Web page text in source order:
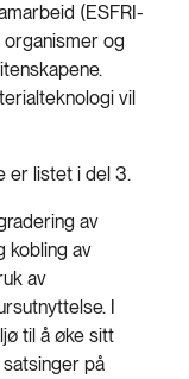
(ESFRI-
og
vil
er listet i del 3.
av
kobling av
av
I
til å øke sitt
på